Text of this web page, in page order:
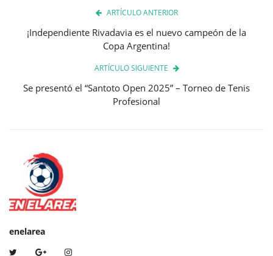
ARTÍCULO ANTERIOR
¡Independiente Rivadavia es el nuevo campeón de la
Copa Argentina!
ARTÍCULO SIGUIENTE
Se presentó el “Santoto Open 2025” – Torneo de Tenis
Profesional
enelarea